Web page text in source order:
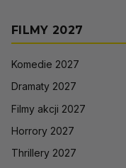
FILMY 2027
Komedie 2027
Dramaty 2027
Filmy akcji 2027
Horrory 2027
Thrillery 2027